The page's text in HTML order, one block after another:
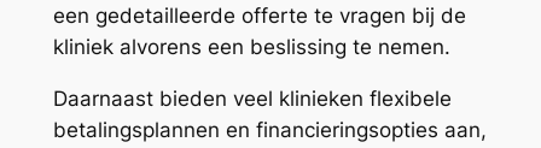
een gedetailleerde offerte te vragen bij de
kliniek alvorens een beslissing te nemen.
Daarnaast bieden veel klinieken flexibele
betalingsplannen en financieringsopties aan,